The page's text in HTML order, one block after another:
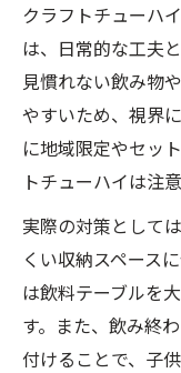
クラフトチューハ
は、日常的な工夫
見慣れない飲み物
やすいため、視界
に地域限定やセッ
トチューハイは注
実際の対策として
くい収納スペース
は飲料テーブルを
す。また、飲み終
付けることで、子